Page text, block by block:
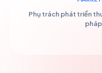
Phụ trách phát triển